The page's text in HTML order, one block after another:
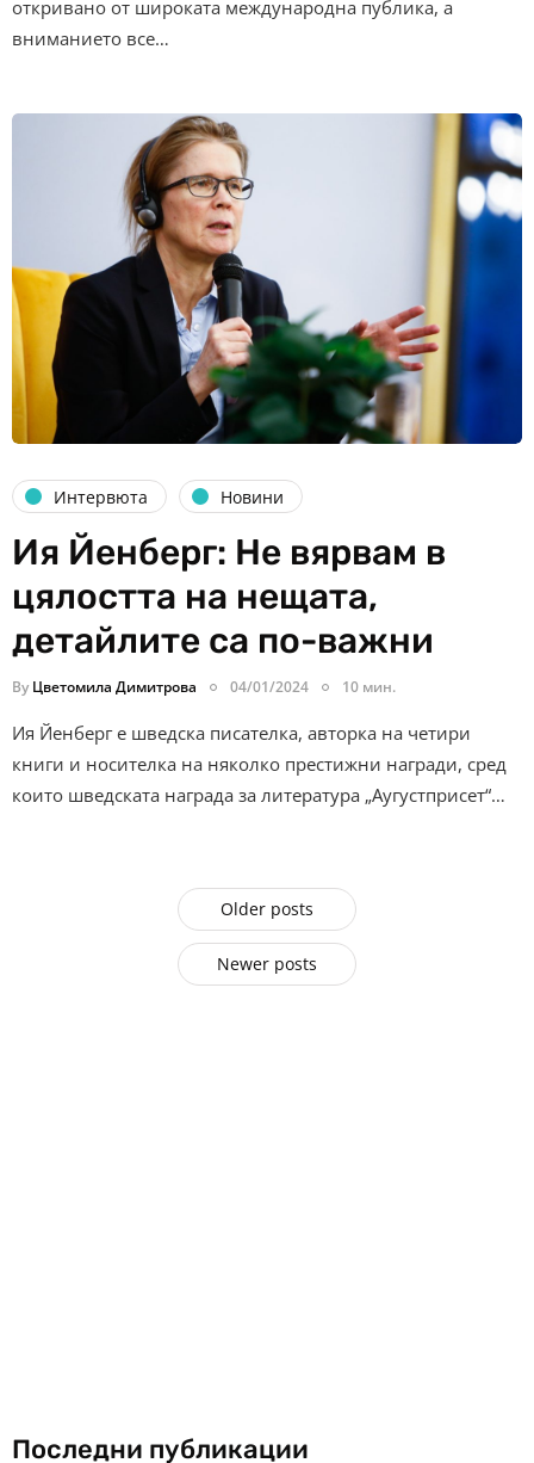
откривано от широката международна публика, а
вниманието все…
Интервюта Новини
Ия Йенберг: Не вярвам в
цялостта на нещата,
детайлите са по-важни
By Цветомила Димитрова 04/01/2024 10 мин.
Ия Йенберг е шведска писателка, авторка на четири
книги и носителка на няколко престижни награди, сред
които шведската награда за литература „Аугустприсет“…
Older posts
Newer posts
Последни публикации